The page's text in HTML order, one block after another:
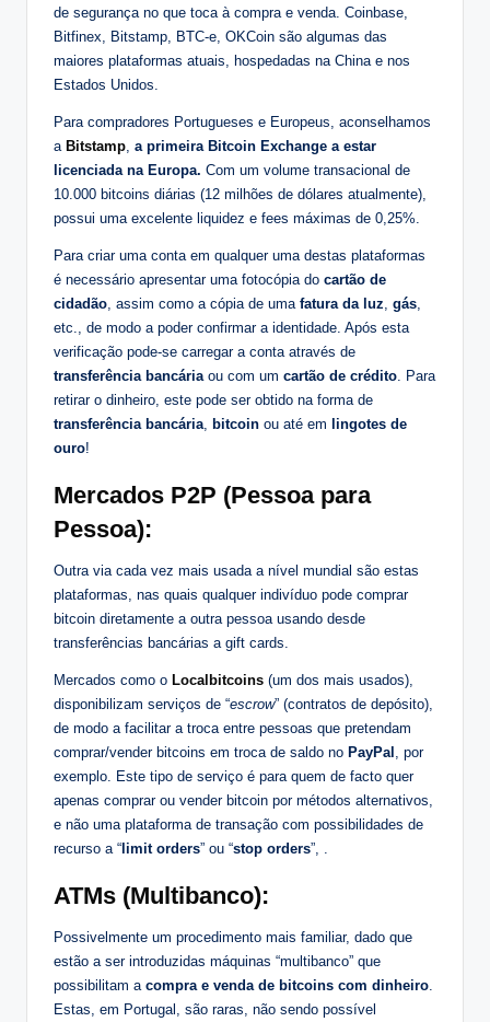
de segurança no que toca à compra e venda. Coinbase,
Bitfinex, Bitstamp, BTC-e, OKCoin são algumas das
maiores plataformas atuais, hospedadas na China e nos
Estados Unidos.
Para compradores Portugueses e Europeus, aconselhamos
a Bitstamp, a primeira Bitcoin Exchange a estar
licenciada na Europa. Com um volume transacional de
10.000 bitcoins diárias (12 milhões de dólares atualmente),
possui uma excelente liquidez e fees máximas de 0,25%.
Para criar uma conta em qualquer uma destas plataformas
é necessário apresentar uma fotocópia do cartão de
cidadão, assim como a cópia de uma fatura da luz, gás,
etc., de modo a poder confirmar a identidade. Após esta
verificação pode-se carregar a conta através de
transferência bancáriaou com um cartão de crédito. Para
retirar o dinheiro, este pode ser obtido na forma de
transferência bancária, bitcoin ou até em lingotes de
ouro!
Mercados P2P (Pessoa para
Pessoa):
Outra via cada vez mais usada a nível mundial são estas
plataformas, nas quais qualquer indivíduo pode comprar
bitcoin diretamente a outra pessoa usando desde
transferências bancárias a gift cards.
Mercados como o Localbitcoins (um dos mais usados),
disponibilizam serviços de “escrow” (contratos de depósito),
de modo a facilitar a troca entre pessoas que pretendam
comprar/vender bitcoins em troca de saldo no PayPal , por
exemplo. Este tipo de serviço é para quem de facto quer
apenas comprar ou vender bitcoin por métodos alternativos,
e não uma plataforma de transação com possibilidades de
recurso a “ limit orders” ou “stop orders”, .
ATMs (Multibanco):
Possivelmente um procedimento mais familiar, dado que
estão a ser introduzidas máquinas “multibanco” que
possibilitam a compra e venda de bitcoins com dinheiro.
Estas, em Portugal, são raras, não sendo possível